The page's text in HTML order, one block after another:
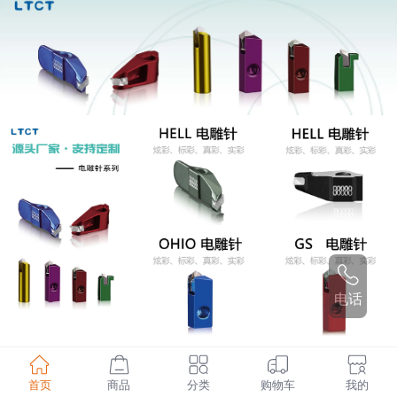
电话
首页 商品 分类 购物车 我的